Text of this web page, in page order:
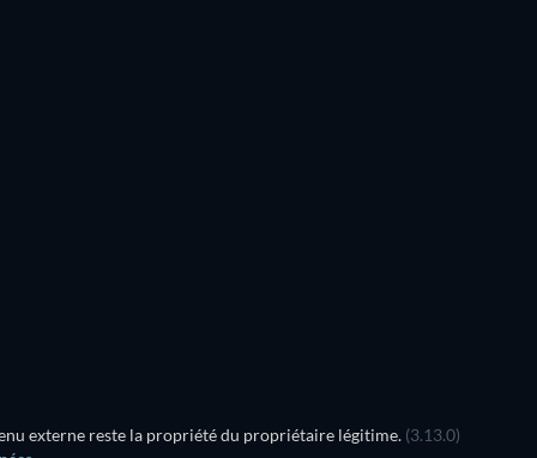
externe reste la propriété du propriétaire légitime. (3.13.0)